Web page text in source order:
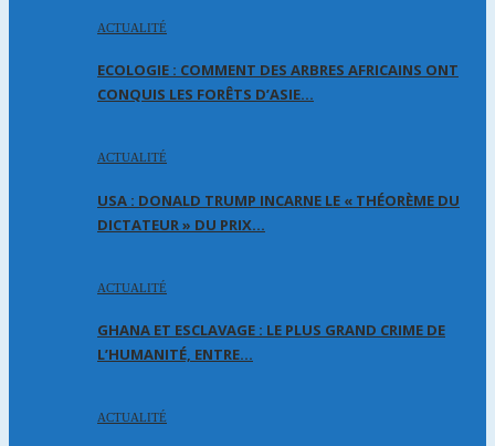
ACTUALITÉ
ECOLOGIE : COMMENT DES ARBRES AFRICAINS ONT
CONQUIS LES FORÊTS D’ASIE…
ACTUALITÉ
USA : DONALD TRUMP INCARNE LE « THÉORÈME DU
DICTATEUR » DU PRIX…
ACTUALITÉ
GHANA ET ESCLAVAGE : LE PLUS GRAND CRIME DE
L’HUMANITÉ, ENTRE…
ACTUALITÉ